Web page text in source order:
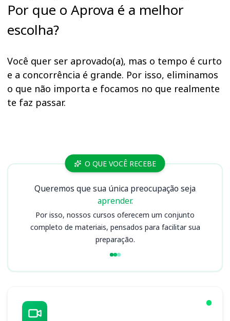
Por que o Aprova é a melhor
escolha?
Você quer ser aprovado(a), mas o tempo é curto
e a concorrência é grande. Por isso, eliminamos
o que não importa e focamos no que realmente
te faz passar.
Cursos TCE RNO QUE VOCÊ RECEBE
Queremos que sua única preocupação seja
aprender.
Por isso, nossos cursos oferecem um conjunto
completo de materiais, pensados para facilitar sua
preparação.